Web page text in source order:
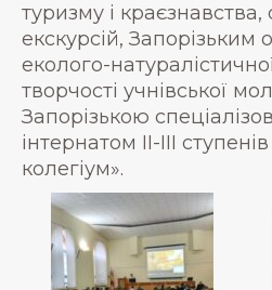
туризму і краєзнавства,
екскурсій,
еколого-
творчості учнівської
Запорізькою
інтернатом ІІ-ІІІ
колегіум».